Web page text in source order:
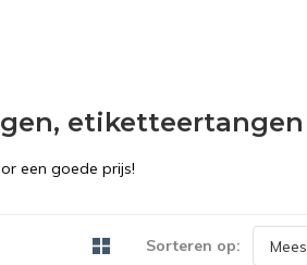
etiketteertangen
een goede prijs!
Sorteren op: